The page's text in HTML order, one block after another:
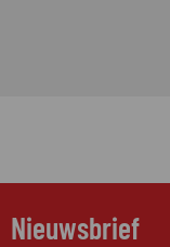
Nieuwsbrief